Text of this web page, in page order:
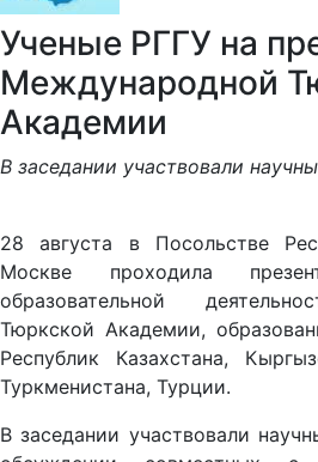
Ученые РГГУ на
Международной
Академии
В заседании участвовали
28 августа в Посольстве
Москве проходила
образовательной
Тюркской Академии,
Республик Казахстана,
Туркменистана, Турции.
В заседании участвовали